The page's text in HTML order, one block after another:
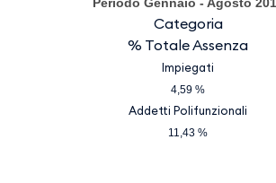
Periodo Gennaio - Agosto
Categoria
% Totale Assenza
Impiegati
4,59 %
Addetti Polifunzionali
11,43 %